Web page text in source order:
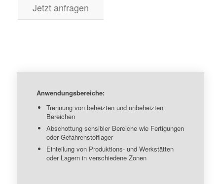
Jetzt anfragen
Anwendungsbereiche:
Trennung von beheizten und unbeheizten
Bereichen
Abschottung sensibler Bereiche wie Fertigungen
oder Gefahrenstofflager
Einteilung von Produktions- und Werkstätten
oder Lagern in verschiedene Zonen